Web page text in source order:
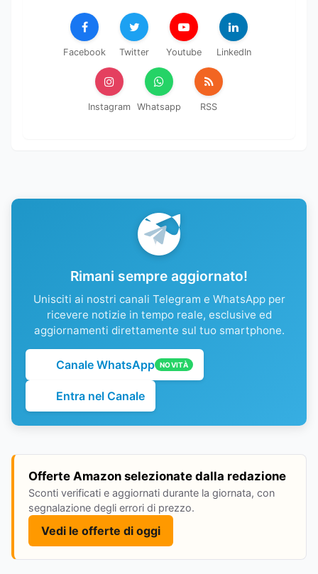
Facebook Twitter Youtube LinkedIn
Instagram Whatsapp RSS
Rimani sempre aggiornato!
Unisciti ai nostri canali Telegram e WhatsApp per
ricevere notizie in tempo reale, esclusive ed
aggiornamenti direttamente sul tuo smartphone.
Canale WhatsApp NOVITÀ
Entra nel Canale
Offerte Amazon selezionate dalla redazione
Sconti verificati e aggiornati durante la giornata, con
segnalazione degli errori di prezzo.
Vedi le offerte di oggi